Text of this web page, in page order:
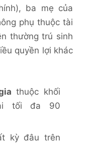
ba mẹ của
phụ thuộc tài
thường trú sinh
quyền lợi khác
thuộc khối
tối đa 90
kỳ đâu trên